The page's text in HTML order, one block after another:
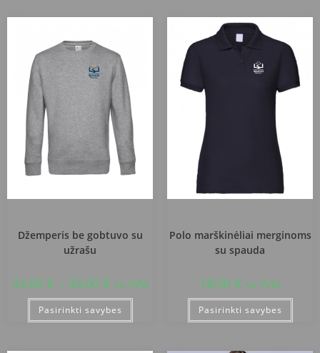
Džemperis be gobtuvo su
užrašu
33,00 € – 34,00 € su PVM
Pasirinkti savybes
Polo marškinėliai merginoms
su spauda
18,00 € su PVM
Pasirinkti savybes